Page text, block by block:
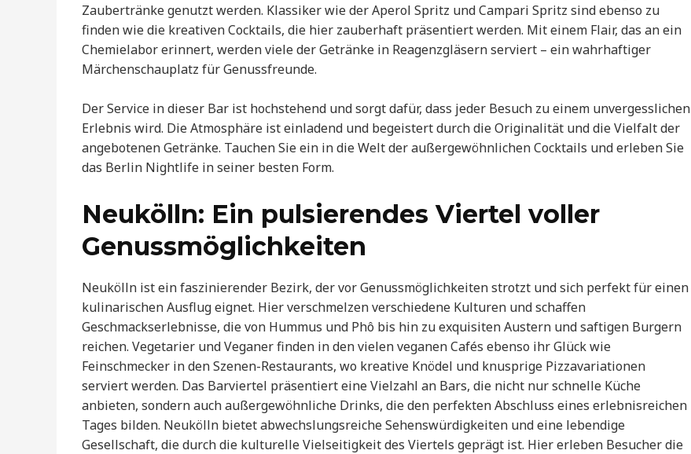
Zaubertränke genutzt werden. Klassiker wie der Aperol Spritz und Campari Spritz sind ebenso zu
finden wie die kreativen Cocktails, die hier zauberhaft präsentiert werden. Mit einem Flair, das an ein
Chemielabor erinnert, werden viele der Getränke in Reagenzgläsern serviert – ein wahrhaftiger
Märchenschauplatz für Genussfreunde.
Der Service in dieser Bar ist hochstehend und sorgt dafür, dass jeder Besuch zu einem unvergesslichen
Erlebnis wird. Die Atmosphäre ist einladend und begeistert durch die Originalität und die Vielfalt der
angebotenen Getränke. Tauchen Sie ein in die Welt der außergewöhnlichen Cocktails und erleben Sie
das Berlin Nightlife in seiner besten Form.
Neukölln: Ein pulsierendes Viertel voller
Genussmöglichkeiten
Neukölln ist ein faszinierender Bezirk, der vor Genussmöglichkeiten strotzt und sich perfekt für einen
kulinarischen Ausflug eignet. Hier verschmelzen verschiedene Kulturen und schaffen
Geschmackserlebnisse, die von Hummus und Phô bis hin zu exquisiten Austern und saftigen Burgern
reichen. Vegetarier und Veganer finden in den vielen veganen Cafés ebenso ihr Glück wie
Feinschmecker in den Szenen-Restaurants, wo kreative Knödel und knusprige Pizzavariationen
serviert werden. Das Barviertel präsentiert eine Vielzahl an Bars, die nicht nur schnelle Küche
anbieten, sondern auch außergewöhnliche Drinks, die den perfekten Abschluss eines erlebnisreichen
Tages bilden. Neukölln bietet abwechslungsreiche Sehenswürdigkeiten und eine lebendige
Gesellschaft, die durch die kulturelle Vielseitigkeit des Viertels geprägt ist. Hier erleben Besucher die